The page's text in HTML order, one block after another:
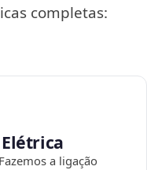
completas:
a ligação